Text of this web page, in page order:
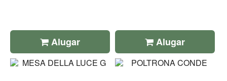
Alugar Alugar